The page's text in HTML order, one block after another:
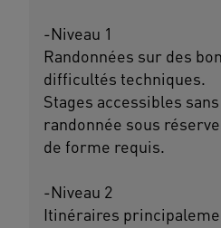
-Niveau 1
Randonnées sur des
difficultés techniques.
Stages accessibles
randonnée sous
de forme requis.
-Niveau 2
Itinéraires